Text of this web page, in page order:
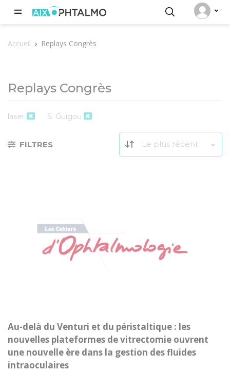
Accueil Replays Congrès
Replays Congrès
laser S. Guigou
FILTRES Le plus récent
Au-delà du Venturi et du péristaltique : les
nouvelles plateformes de vitrectomie ouvrent
une nouvelle ère dans la gestion des fluides
intraoculaires
Panneau de gestion des cookies